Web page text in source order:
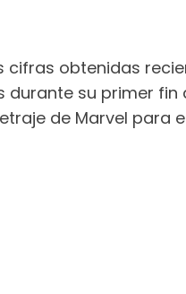
cifras obtenidas
durante su primer fin
de Marvel para